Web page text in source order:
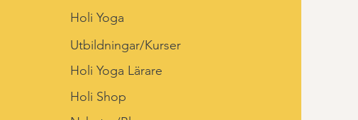
Holi Yoga
Utbildningar/Kurser
Holi Yoga Lärare
Holi Shop